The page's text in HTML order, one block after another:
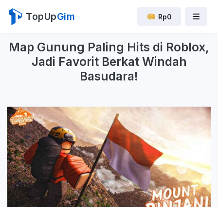
TopUpGim Rp0
Map Gunung Paling Hits di Roblox,
Jadi Favorit Berkat Windah
Basudara!